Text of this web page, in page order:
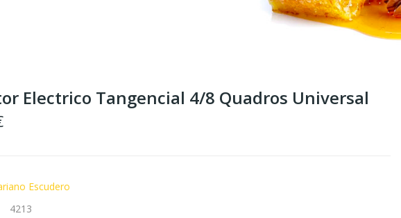
Electrico Tangencial 4/8 Quadros Universal
Escudero
4213